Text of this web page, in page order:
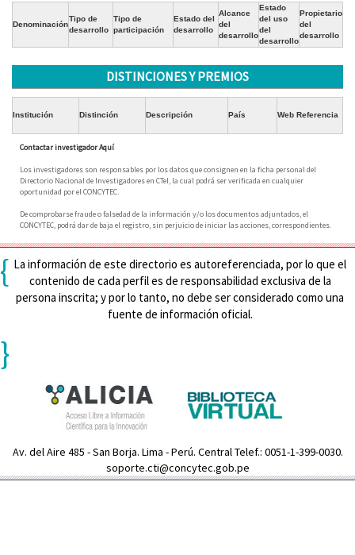
Denominación
Tipo de
desarrollo
Tipo de
participación
Estado del
desarrollo
Alcance
del
desarrollo
Estado
del uso
del
desarrollo
Propietario
del
desarrollo
DISTINCIONES Y PREMIOS
Institución Distinción Descripción País Web Referencia
Contactar investigador Aquí
Los investigadores son responsables por los datos que consignen en la ficha personal del
Directorio Nacional de Investigadores en CTeI, la cual podrá ser verificada en cualquier
oportunidad por el CONCYTEC.
De comprobarse fraude o falsedad de la información y/o los documentos adjuntados, el
CONCYTEC, podrá dar de baja el registro, sin perjuicio de iniciar las acciones, correspondientes.
{ La información de este directorio es autoreferenciada, por lo que el
contenido de cada perfil es de responsabilidad exclusiva de la
persona inscrita; y por lo tanto, no debe ser considerado como una
fuente de información oficial.
}
Av. del Aire 485 - San Borja. Lima - Perú. Central Telef.: 0051-1-399-0030.
soporte.cti@concytec.gob.pe